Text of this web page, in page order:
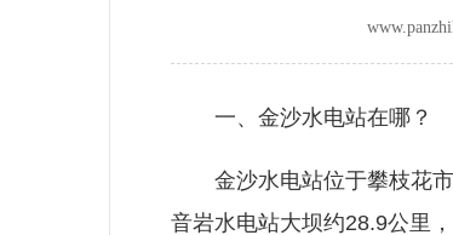
一、金沙水电站在哪？
金沙水电站位于攀枝花市
音岩水电站大坝约28.9公里